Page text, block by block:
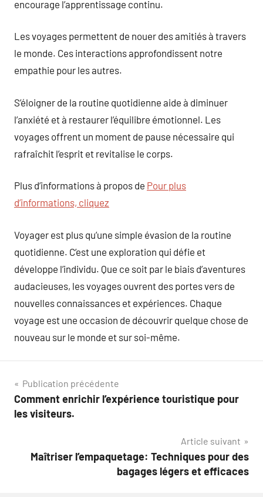
encourage l’apprentissage continu.
Les voyages permettent de nouer des amitiés à travers
le monde. Ces interactions approfondissent notre
empathie pour les autres.
S’éloigner de la routine quotidienne aide à diminuer
l’anxiété et à restaurer l’équilibre émotionnel. Les
voyages offrent un moment de pause nécessaire qui
rafraîchit l’esprit et revitalise le corps.
Plus d’informations à propos de Pour plus
d’informations, cliquez
Voyager est plus qu’une simple évasion de la routine
quotidienne. C’est une exploration qui défie et
développe l’individu. Que ce soit par le biais d’aventures
audacieuses, les voyages ouvrent des portes vers de
nouvelles connaissances et expériences. Chaque
voyage est une occasion de découvrir quelque chose de
nouveau sur le monde et sur soi-même.
Navigation
de
Publication précédente
Comment enrichir l’expérience touristique pour
les visiteurs.
Article suivant
Maîtriser l’empaquetage: Techniques pour des
bagages légers et efficaces